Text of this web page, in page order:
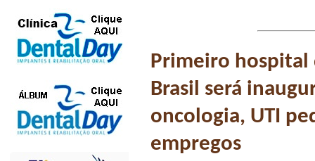
Primeiro hospital
Brasil será
oncologia, UTI
empregos